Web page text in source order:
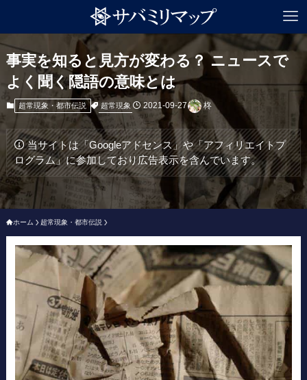
事実を知ると見方が変わる？ ニュースで
よく聞く隠語の意味とは
超常現象・都市伝説 超常現象 2021-09-27 柊
当サイトは「Googleアドセンス」や「アフィリエイトプ
ログラム」に参加しており広告表示を含んでいます。
ホーム 超常現象・都市伝説